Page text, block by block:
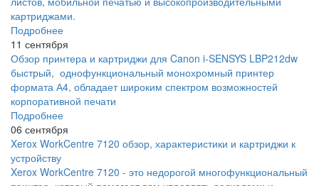
картриджами.
Подробнее
11 сентября
Обзор принтера и картриджи для Canon i-SENSYS LBP212dw
быстрый, однофункциональный монохромный принтер
формата А4, обладает широким спектром возможностей
корпоративной печати
Подробнее
06 сентября
Xerox WorkCentre 7120 обзор, характеристики и картриджи к
устройству
Xerox WorkCentre 7120 - это недорогой многофункциональный